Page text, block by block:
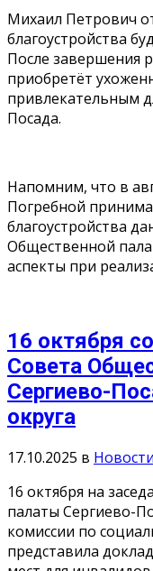
Михаил Петрович
благоустройства
После завершения
приобретёт
привлекательным
Посада.
Напомним, что в
Погребной
благоустройства
Общественной
аспекты при
16 октября
Совета
Сергиево-
округа
17.10.2025 в Новости
16 октября на
палаты Сергиево-
комиссии по
представила